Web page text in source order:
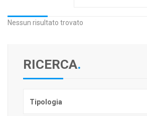
Nessun risultato trovato
RICERCA.
Tipologia